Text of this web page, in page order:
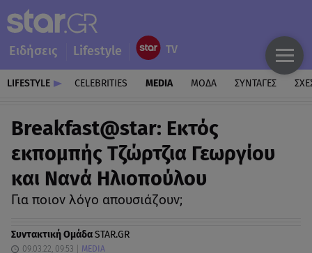
Ειδήσεις Lifestyle
LIFESTYLE CELEBRITIES MEDIA ΜΟΔΑ ΣΥΝΤΑΓΕΣ
Breakfast@star: Εκτός
εκπομπής Τζώρτζια Γεωργίου
και Νανά Ηλιοπούλου
Για ποιον λόγο απουσιάζουν;
Συντακτική ΟμάδαSTAR.GR
09.03.22, 09:53 MEDIA